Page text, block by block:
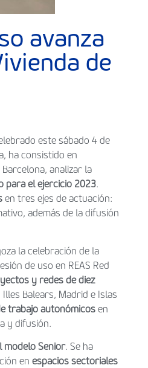
avanza
de
este sábado 4 de
ha consistido en
analizar la
para el ejercicio 2023.
en tres ejes de actuación:
además de la difusión
la celebración de la
de uso en REAS Red
y redes de diez
Balears, Madrid e Islas
trabajo autonómicos en
y difusión.
modelo Senior. Se ha
en espacios sectoriales